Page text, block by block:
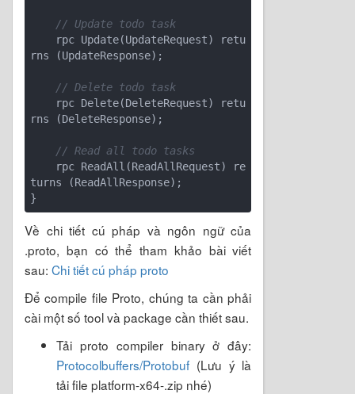
// Update todo task
rns (UpdateResponse);
// Delete todo task
rns (DeleteResponse);
// Read all todo tasks
turns (ReadAllResponse);
Về chi tiết cú pháp và ngôn ngữ của
.proto, bạn có thể tham khảo bài viết
sau: Chi tiết cú pháp proto
Để compile file Proto, chúng ta cần phải
cài một số tool và package cần thiết sau.
Tải proto compiler binary ở đây:
Protocolbuffers/Protobuf (Lưu ý là
tải file platform-x64-.zip nhé)